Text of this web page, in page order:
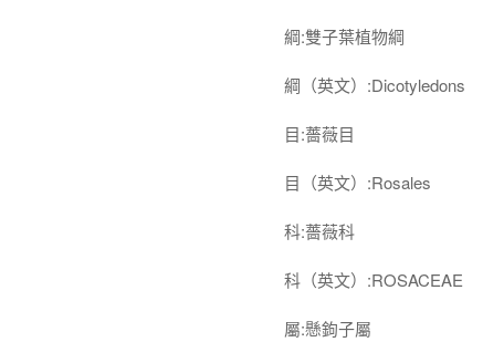
綱:雙子葉植物綱
綱（英文）:Dicotyledons
目:薔薇目
目（英文）:Rosales
科:薔薇科
科（英文）:ROSACEAE
屬:懸鉤子屬